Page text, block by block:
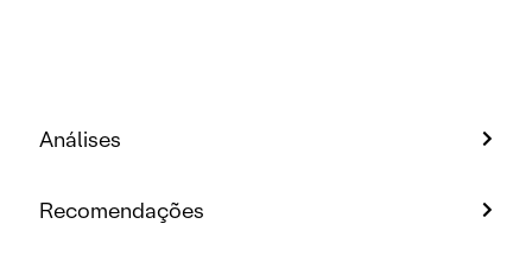
Análises
Recomendações